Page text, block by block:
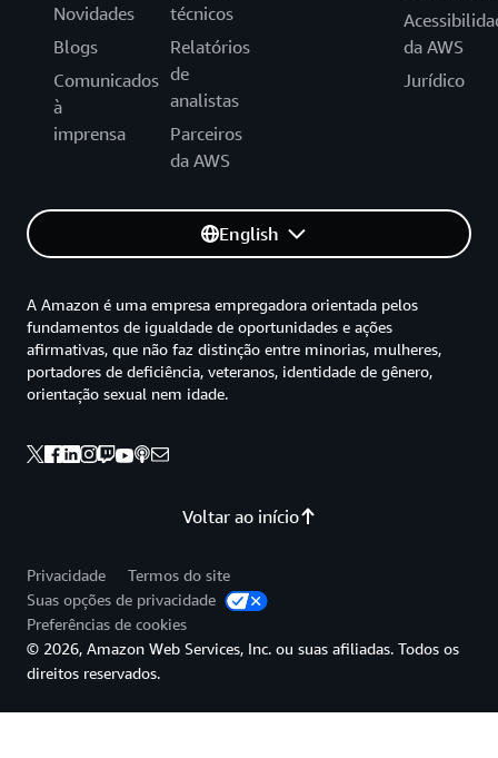
Novidades
Blogs
Comunicados
à
imprensa
técnicos
Relatórios
de
analistas
Parceiros
da AWS
da AWS
Jurídico
English
Voltar ao início
A Amazon é uma empresa empregadora orientada pelos
fundamentos de igualdade de oportunidades e ações
afirmativas, que não faz distinção entre minorias, mulheres,
portadores de deficiência, veteranos, identidade de gênero,
orientação sexual nem idade.
Privacidade
Termos do site
Suas opções de privacidade
Preferências de cookies
© 2026, Amazon Web Services, Inc. ou suas afiliadas. Todos os
direitos reservados.